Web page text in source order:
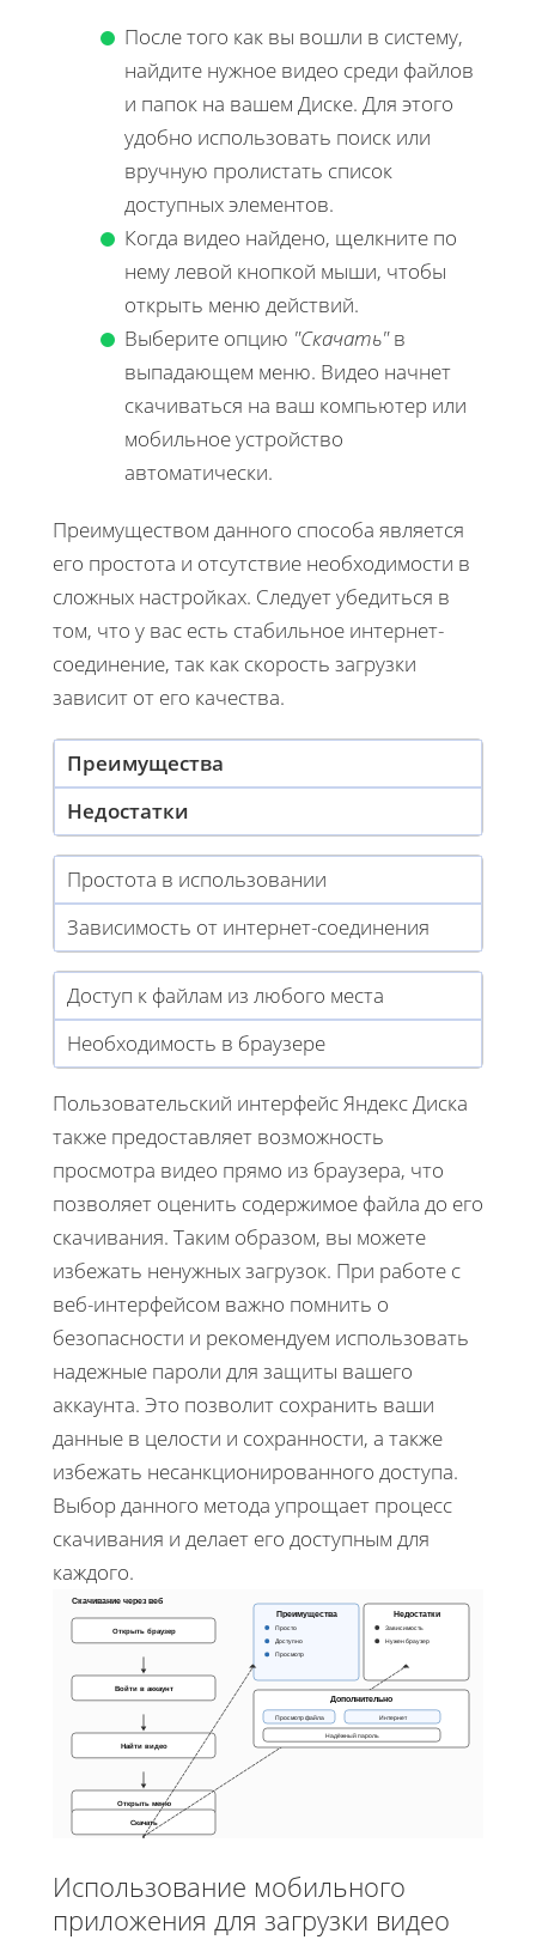
После того как вы вошли в систему,
найдите нужное видео среди файлов
и папок на вашем Диске. Для этого
удобно использовать поиск или
вручную пролистать список
доступных элементов.
Когда видео найдено, щелкните по
нему левой кнопкой мыши, чтобы
открыть меню действий.
Выберите опцию "Скачать"в
выпадающем меню. Видео начнет
скачиваться на ваш компьютер или
мобильное устройство
автоматически.
Преимуществом данного способа является
его простота и отсутствие необходимости в
сложных настройках. Следует убедиться в
том, что у вас есть стабильное интернет-
соединение, так как скорость загрузки
зависит от его качества.
Преимущества
Недостатки
Простота в использовании
Зависимость от интернет-соединения
Доступ к файлам из любого места
Необходимость в браузере
Пользовательский интерфейс Яндекс Диска
также предоставляет возможность
просмотра видео прямо из браузера, что
позволяет оценить содержимое файла до его
скачивания. Таким образом, вы можете
избежать ненужных загрузок. При работе с
веб-интерфейсом важно помнить о
безопасности и рекомендуем использовать
надежные пароли для защиты вашего
аккаунта. Это позволит сохранить ваши
данные в целости и сохранности, а также
избежать несанкционированного доступа.
Выбор данного метода упрощает процесс
скачивания и делает его доступным для
каждого.
Скачивание через веб
Открыть браузер
Войти в аккаунт
Найти видео
Открыть меню
Скачать
Преимущества
Просто
Доступно
Просмотр
Недостатки
Зависимость
Нужен браузер
Дополнительно
Просмотр файла Интернет
Надёжный пароль
Использование мобильного
приложения для загрузки видео